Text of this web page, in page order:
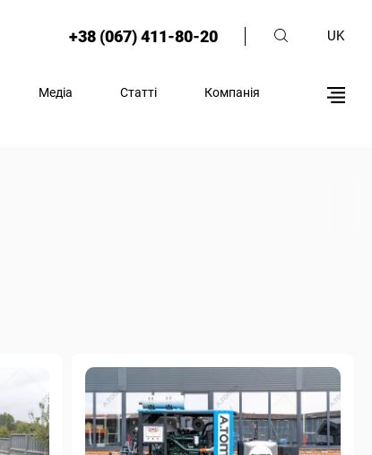
+38 (067) 411-80-20 UK
Медіа Статті Компанія